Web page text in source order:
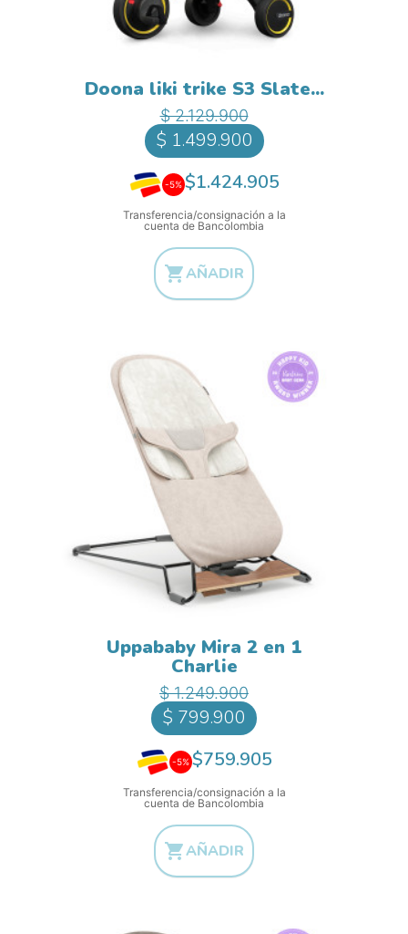
Doona liki trike S3 Slate...
Precio base
$ 2.129.900Precio
$ 1.499.900
-5% $1.424.905
Transferencia/consignación a la
cuenta de Bancolombia
AÑADIR
Uppababy Mira 2 en 1
Charlie
Precio base
$ 1.249.900
$ 799.900
-5% $759.905
Transferencia/consignación a la
cuenta de Bancolombia
AÑADIR